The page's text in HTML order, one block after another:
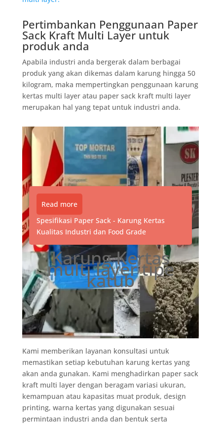
Pertimbankan Penggunaan Paper
Sack Kraft Multi Layer untuk
produk anda
Apabila industri anda bergerak dalam berbagai
produk yang akan dikemas dalam karung hingga 50
kilogram, maka mempertingkan penggunaan karung
kertas multi layer atau paper sack kraft multi layer
merupakan hal yang tepat untuk industri anda.
Read more
Spesifikasi Paper Sack - Karung Kertas
Kualitas Industri dan Food Grade
Karung Kertas
multi layer tipe
katub
Kami memberikan layanan konsultasi untuk
memastikan setiap kebutuhan karung kertas yang
akan anda gunakan. Kami menghadirkan paper sack
kraft multi layer dengan beragam variasi ukuran,
kemampuan atau kapasitas muat produk, design
printing, warna kertas yang digunakan sesuai
permintaan industri anda dan bentuk serta